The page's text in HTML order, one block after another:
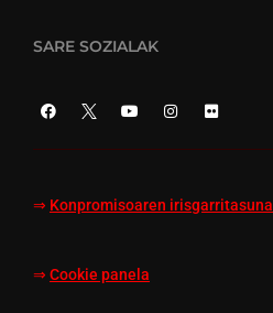
SARE SOZIALAK
⇒ Konpromisoaren irisgarritasuna
⇒ Cookie panela